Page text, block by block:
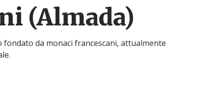
(Almada)
fondato da monaci francescani, attualmente